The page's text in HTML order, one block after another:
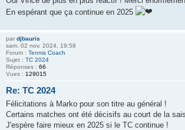
En espérant que ça continue en 2025
par djbauris
sam. 02 nov. 2024, 19:58
Forum : Tennis Coach
Sujet : TC 2024
Réponses : 66
Vues : 129015
Re: TC 2024
Félicitations à Marko pour son titre au général !
Certains matches ont été décisifs au court de la
J'espère faire mieux en 2025 si le TC continue !